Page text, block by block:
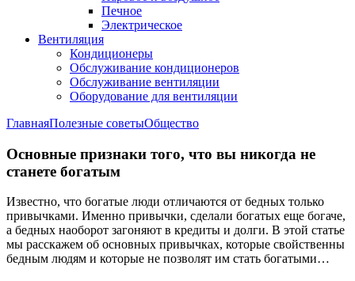
Печное
Электрическое
Вентиляция
Кондиционеры
Обслуживание кондиционеров
Обслуживание вентиляции
Оборудование для вентиляции
ГлавнаяПолезные советыОбщество
Основные признаки того, что вы никогда не
станете богатым
Известно, что богатые люди отличаются от бедных только
привычками. Именно привычки, сделали богатых еще богаче,
а бедных наоборот загоняют в кредиты и долги. В этой статье
мы расскажем об основных привычках, которые свойственны
бедным людям и которые не позволят им стать богатыми…